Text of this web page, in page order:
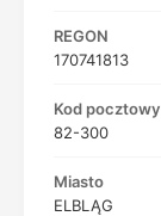
REGON
170741813
Kod pocztowy
82-300
Miasto
ELBLĄG